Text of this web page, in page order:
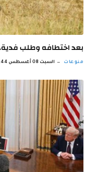
بعد اختطافه وطلب
منوعات السبت 08 أغسطس 12:44 ص